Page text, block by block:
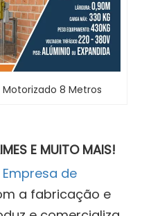
8 Metros
E MUITO MAIS!
de
a fabricação e